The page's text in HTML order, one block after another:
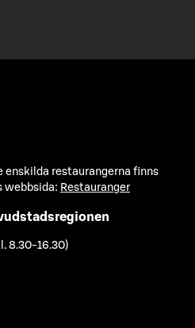
restaurangerna finns
webbsida: Restauranger
8.30-16.30)